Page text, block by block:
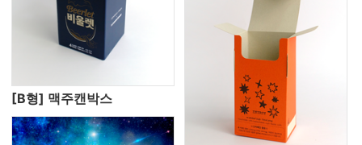
[B형] 맥주캔박스